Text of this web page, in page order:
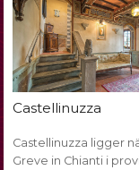
Castellinuzza
Castellinuzza ligger
Greve in Chianti i